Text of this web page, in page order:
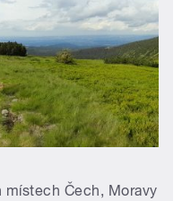
místech Čech, Moravy